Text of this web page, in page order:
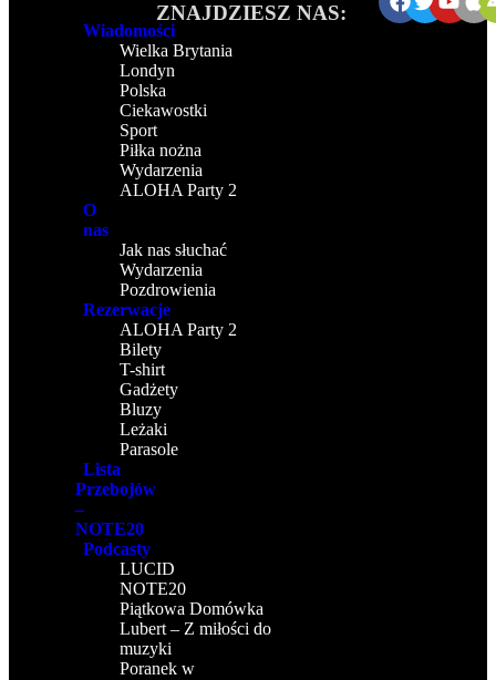
Wiadomości
Wielka Brytania
Londyn
Polska
Ciekawostki
Sport
Piłka nożna
Wydarzenia
ALOHA Party 2
O
nas
Jak nas słuchać
Wydarzenia
Pozdrowienia
Rezerwacje
ALOHA Party 2
Bilety
T-shirt
Gadżety
Bluzy
Leżaki
Parasole
Lista
Przebojów
–
NOTE20
Podcasty
LUCID
NOTE20
Piątkowa Domówka
Lubert – Z miłości do
muzyki
Poranek w
ZNAJDZIESZ NAS: